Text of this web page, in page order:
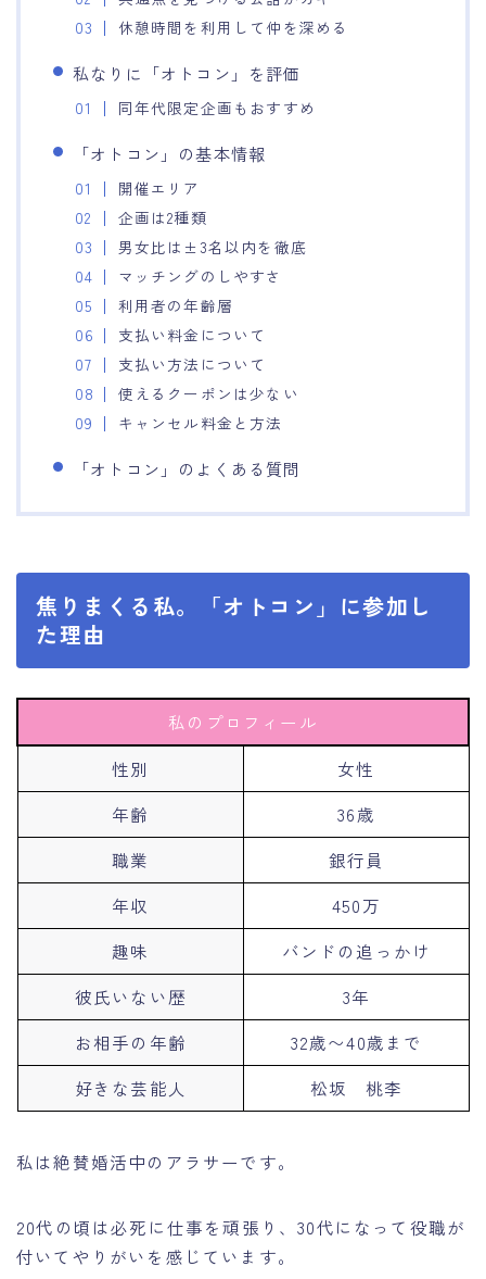
休憩時間を利用して仲を深める
私なりに「オトコン」を評価
同年代限定企画もおすすめ
「オトコン」の基本情報
開催エリア
企画は2種類
男女比は±3名以内を徹底
マッチングのしやすさ
利用者の年齢層
支払い料金について
支払い方法について
使えるクーポンは少ない
キャンセル料金と方法
「オトコン」のよくある質問
焦りまくる私。「オトコン」に参加し
た理由
私のプロフィール
性別
女性
年齢
36歳
職業
銀行員
年収
450万
趣味
バンドの追っかけ
彼氏いない歴
3年
お相手の年齢
32歳〜40歳まで
好きな芸能人
松坂 桃李
私は絶賛婚活中のアラサーです。
20代の頃は必死に仕事を頑張り、30代になって役職が
付いてやりがいを感じています。